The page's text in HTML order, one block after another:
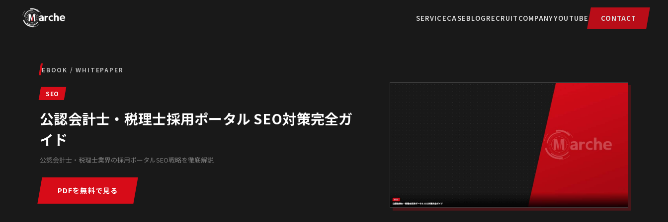
SERVICECASEBLOGRECRUIT COMPANYYOUTUBE CONTACT
EBOOK / WHITEPAPER
SEO
公認会計士・税理士採用ポータル SEO対策完全ガ
イド
公認会計士・税理士業界の採用ポータルSEO戦略を徹底解説
PDFを無料で見る